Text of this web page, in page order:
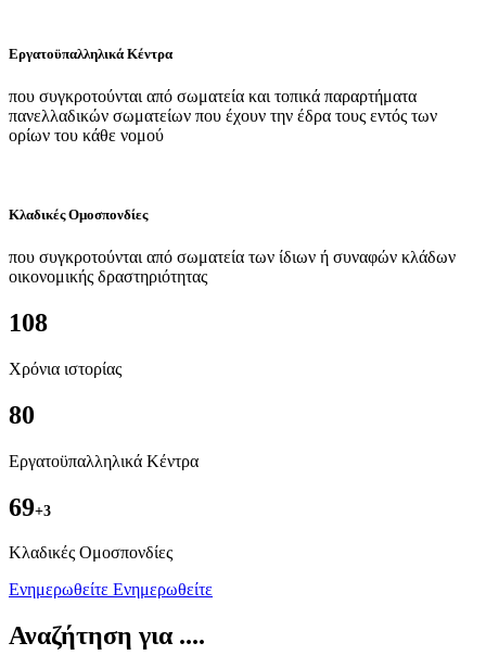
Εργατοϋπαλληλικά Κέντρα
που συγκροτούνται από σωματεία και τοπικά παραρτήματα
πανελλαδικών σωματείων που έχουν την έδρα τους εντός των
ορίων του κάθε νομού
Κλαδικές Ομοσπονδίες
που συγκροτούνται από σωματεία των ίδιων ή συναφών κλάδων
οικονομικής δραστηριότητας
108
Χρόνια ιστορίας
80
Εργατοϋπαλληλικά Κέντρα
69+3
Kλαδικές Ομοσπονδίες
Ενημερωθείτε Ενημερωθείτε
Αναζήτηση για ....